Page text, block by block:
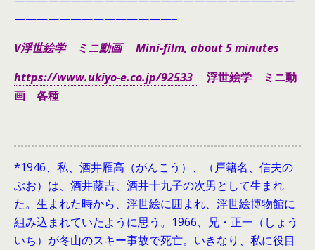
——————————————–
V浮世絵学 ミニ動画 Mini-film, about 5 minutes
https://www.ukiyo-e.co.jp/92533
浮世絵学 ミニ動
画 各種
*1946、 私、酒井雁高（がんこう）、（戸籍名、信夫の
ぶお）は、酒井藤吉、酒井十九子の次男として生まれ
た。生まれた時から、浮世絵に囲まれ、浮世絵博物館に
組み込まれていたように思う。1966、兄・正一（しょう
いち）が冬山のスキー事故で死亡。いきなり、私に役目